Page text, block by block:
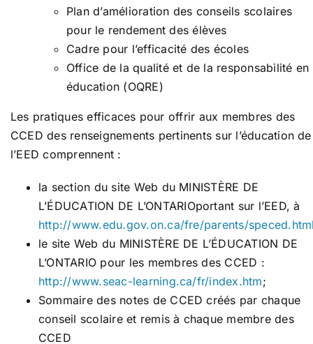
Plan d’amélioration des conseils scolaires
pour le rendement des élèves
Cadre pour l’efficacité des écoles
Office de la qualité et de la responsabilité en
éducation (OQRE)
Les pratiques efficaces pour offrir aux membres des
CCED des renseignements pertinents sur l’éducation de
l’EED comprennent :
la section du site Web du MINISTÈRE DE
L’ÉDUCATION DE L’ONTARIOportant sur l’EED, à
http://www.edu.gov.on.ca/fre/parents/
le site Web du MINISTÈRE DE L’ÉDUCATION DE
L’ONTARIO pour les membres des CCED :
http://www.seac-learning.ca/fr/index.htm;
Sommaire des notes de CCED créés par chaque
conseil scolaire et remis à chaque membre des
CCED